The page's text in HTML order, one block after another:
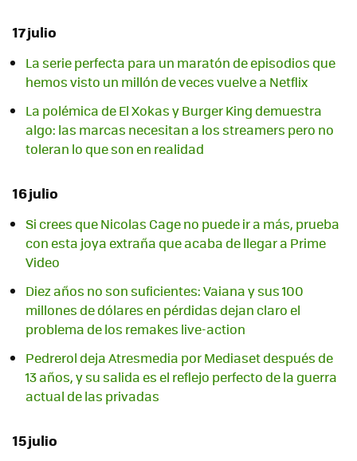
17 julio
La serie perfecta para un maratón de episodios que
hemos visto un millón de veces vuelve a Netflix
La polémica de El Xokas y Burger King demuestra
algo: las marcas necesitan a los streamers pero no
toleran lo que son en realidad
16 julio
Si crees que Nicolas Cage no puede ir a más, prueba
con esta joya extraña que acaba de llegar a Prime
Video
Diez años no son suficientes: Vaiana y sus 100
millones de dólares en pérdidas dejan claro el
problema de los remakes live-action
Pedrerol deja Atresmedia por Mediaset después de
13 años, y su salida es el reflejo perfecto de la guerra
actual de las privadas
15 julio